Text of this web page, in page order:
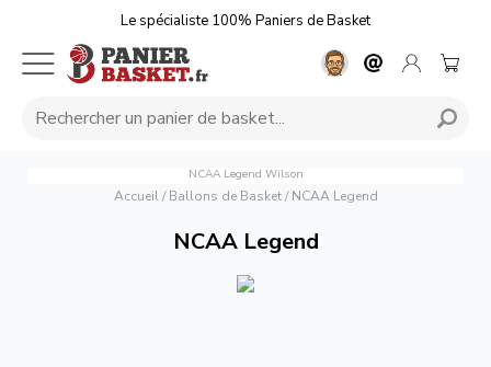
Le spécialiste 100% Paniers de Basket
NCAA Legend Wilson
Accueil/ Ballons de Basket/ NCAA Legend
NCAA Legend